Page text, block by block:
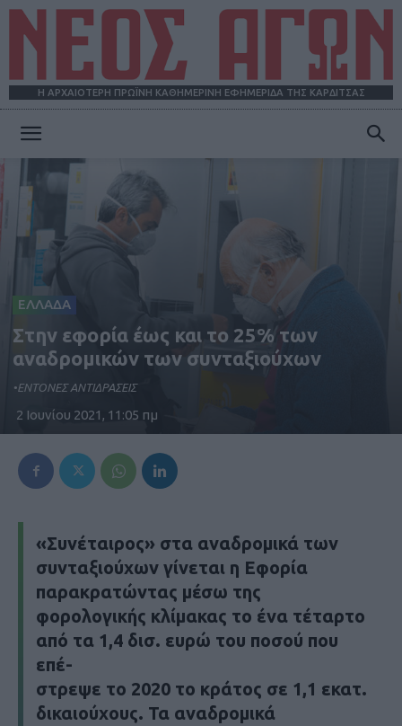
Η ΑΡΧΑΙΟΤΕΡΗ ΠΡΩΪΝΗ ΚΑΘΗΜΕΡΙΝΗ ΕΦΗΜΕΡΙΔΑ ΤΗΣ ΚΑΡΔΙΤΣΑΣ
ΕΛΛΑΔΑ
Στην εφορία έως και το 25% των
αναδρομικών των συνταξιούχων
•ΕΝΤΟΝΕΣ ΑΝΤΙΔΡΑΣΕΙΣ
2 Ιουνίου 2021, 11:05 πμ
«Συνέταιρος» στα αναδρομικά των
συνταξιούχων γίνεται η Εφορία
παρακρατώντας μέσω της
φορολογικής κλίμακας το ένα τέταρτο
από τα 1,4 δισ. ευρώ του ποσού που
επέ-
στρεψε το 2020 το κράτος σε 1,1 εκατ.
δικαιούχους. Τα αναδρομικά